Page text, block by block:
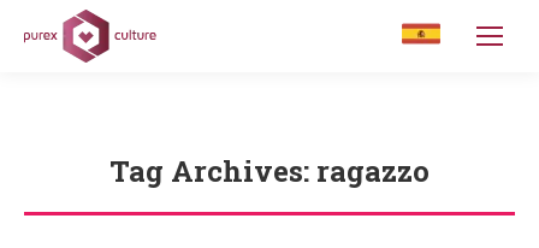
Tag Archives: ragazzo
You are here: